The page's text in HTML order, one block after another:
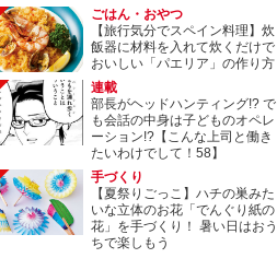
ごはん・おやつ
【旅行気分でスペイン料理】炊
飯器に材料を入れて炊くだけで
おいしい「パエリア」の作り方
連載
部長がヘッドハンティング!? で
も会話の中身は子どものオペレ
ーション!?【こんな上司と働き
たいわけでして！58】
手づくり
【夏祭りごっこ】ハチの巣みた
いな立体のお花「でんぐり紙の
花」を手づくり！ 暑い日はおう
ちで楽しもう